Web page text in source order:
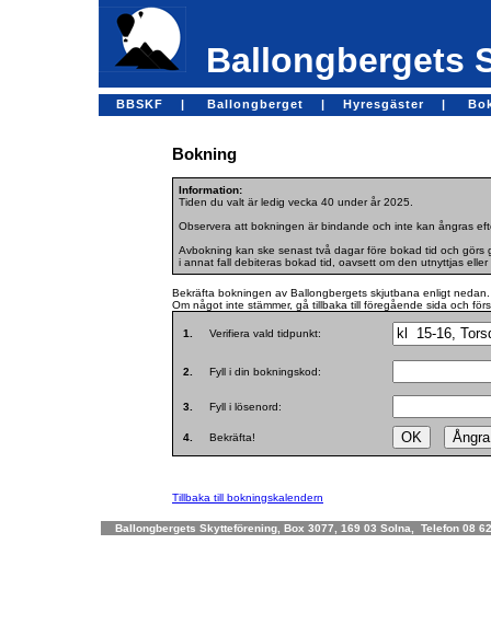
Ballongbergets
BBSKF | Ballongberget | Hyresgäster |
Bokning
Information:
Tiden du valt är ledig vecka 40 under år 2025.
Observera att bokningen är bindande och inte kan ångras
Avbokning kan ske senast två dagar före bokad tid och görs
i annat fall debiteras bokad tid, oavsett om den utnyttjas eller
Bekräfta bokningen av Ballongbergets skjutbana enligt nedan.
Om något inte stämmer, gå tillbaka till föregående sida och
1. Verifiera vald tidpunkt:
2. Fyll i din bokningskod:
3. Fyll i lösenord:
4. Bekräfta!
Tillbaka till bokningskalendern
Ballongbergets Skytteförening, Box 3077, 169 03 Solna, Telefon 08